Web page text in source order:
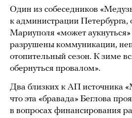
Один из собеседников
к администрации Петербурга,
Мариуполя «может
разрушены коммуникации,
отопительный сезон. К зиме
обернуться провалом».
Два близких к АП источника
что эта «бравада» Беглова
в вопросах финансирования